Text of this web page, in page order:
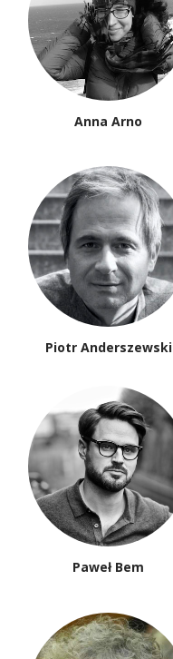
Anna Arno
Piotr Anderszewski
Paweł Bem